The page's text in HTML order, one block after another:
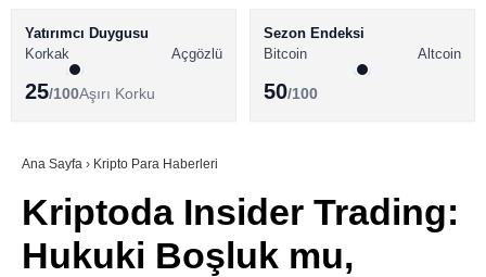
Youtube
TikTok
BİTCOİN HABERLERİ
ALTCOİN HABERLERİ
SÖZLÜK
Yatırımcı Duygusu
Korkak
Açgözlü
25/100Aşırı Korku
Sezon Endeksi
Bitcoin
Altcoin
50/100
Ana Sayfa › Kripto Para Haberleri
Kriptoda Insider Trading:
Hukuki Boşluk mu,